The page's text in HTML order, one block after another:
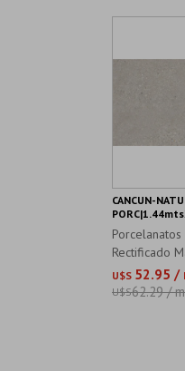
Rectificado
Gris
U$S 52.95 /
U$S62.29 /
CANCUN-